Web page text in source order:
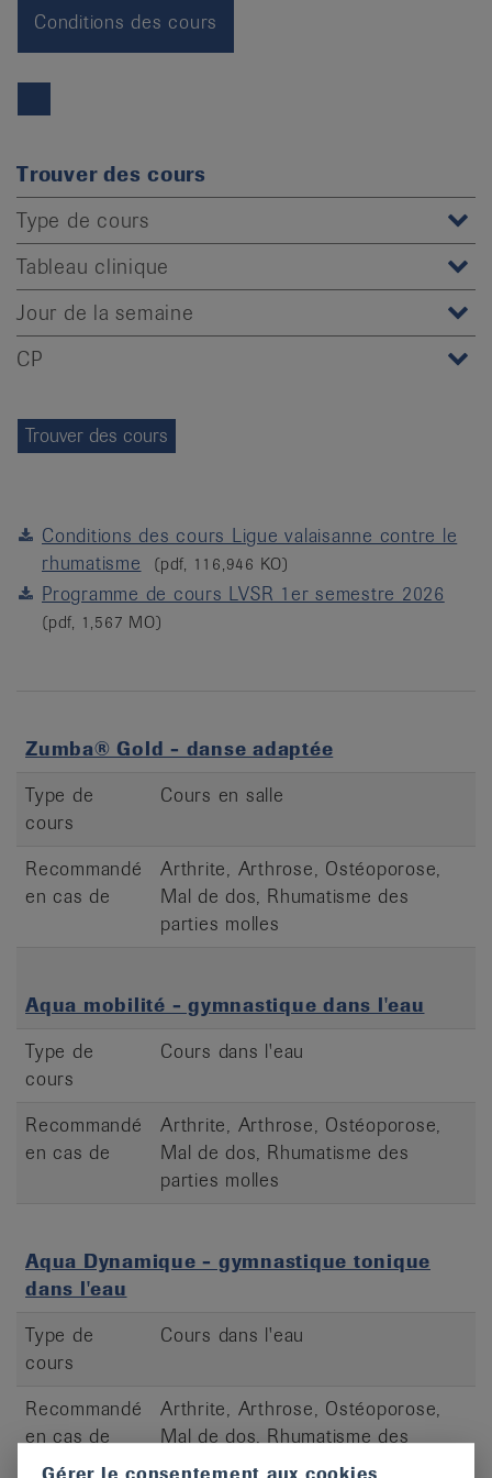
Conditions des cours
Trouver des cours
Type de cours
Tableau clinique
Jour de la semaine
CP
Conditions des cours Ligue valaisanne contre le
rhumatisme
(pdf, 116,946 KO)
Programme de cours LVSR 1er semestre 2026
(pdf, 1,567 MO)
Zumba® Gold - danse adaptée
Type de
cours
Cours en salle
Recommandé
en cas de
Arthrite, Arthrose, Ostéoporose,
Mal de dos, Rhumatisme des
parties molles
Aqua mobilité - gymnastique dans l'eau
Type de
cours
Cours dans l'eau
Recommandé
en cas de
Arthrite, Arthrose, Ostéoporose,
Mal de dos, Rhumatisme des
parties molles
Aqua Dynamique - gymnastique tonique
dans l'eau
Type de
cours
Cours dans l'eau
Recommandé
en cas de
Arthrite, Arthrose, Ostéoporose,
Mal de dos, Rhumatisme des
parties molles